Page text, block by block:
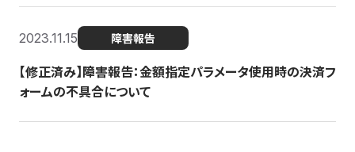
2023.11.15 障害報告
【修正済み】障害報告：金額指定パラメータ使用時の決済フ
ォームの不具合について